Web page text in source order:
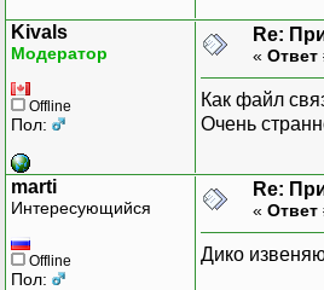
Kivals
Модератор
Offline
Пол:
Re:
« Ответ
Как файл
Очень
marti
Интересующийся
Offline
Пол:
Re:
« Ответ
Дико